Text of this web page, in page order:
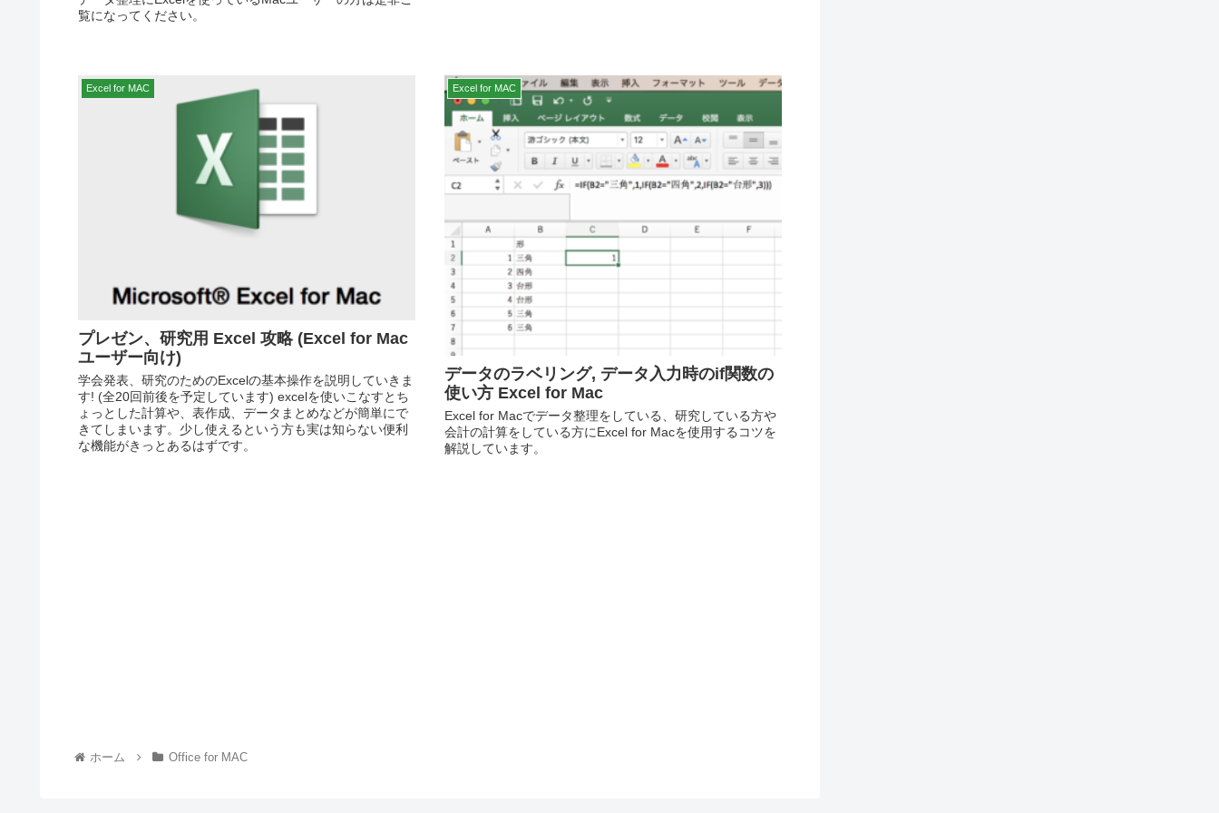
覧になってください。
Excel for MAC
プレゼン、研究用 Excel 攻略 (Excel for Mac
ユーザー向け)
学会発表、研究のためのExcelの基本操作を説明していきま
す! (全20回前後を予定しています) excelを使いこなすとち
ょっとした計算や、表作成、データまとめなどが簡単にで
きてしまいます。少し使えるという方も実は知らない便利
な機能がきっとあるはずです。
Excel for MAC
データのラベリング, データ入力時のif関数の
使い方 Excel for Mac
Excel for Macでデータ整理をしている、研究している方や
会計の計算をしている方にExcel for Macを使用するコツを
解説しています。
ホーム Office for MAC